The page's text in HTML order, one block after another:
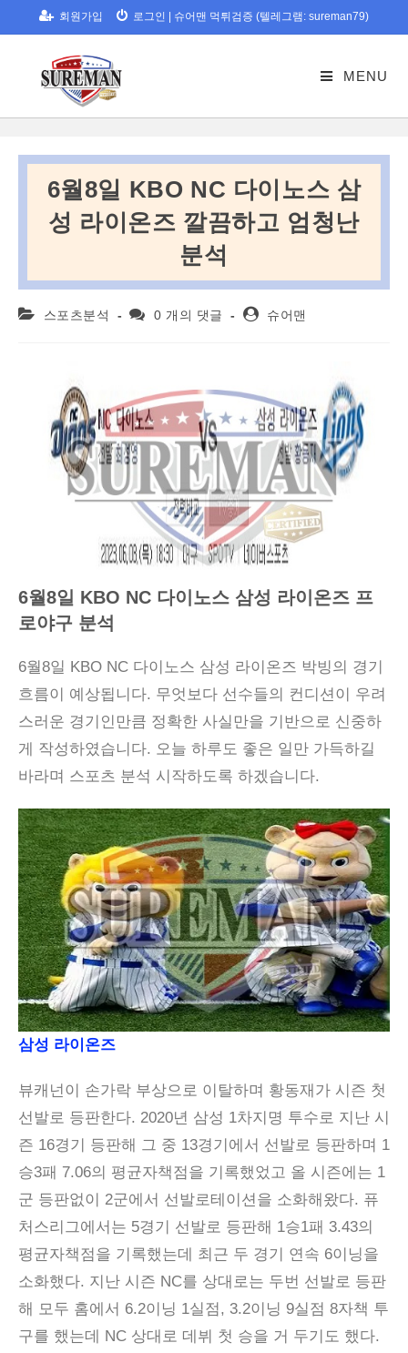
to
회원가입 로그인 슈어맨 먹튀검증 (텔레그램: sureman79)
MENU
6월8일 KBO NC 다이노스 삼
성 라이온즈 깔끔하고 엄청난
분석
Post 스포츠분석
Post0 개의 댓글
Post슈어맨
6월8일 KBO NC 다이노스 삼성 라이온즈 프
로야구 분석
6월8일 KBO NC 다이노스 삼성 라이온즈 박빙의 경기
흐름이 예상됩니다. 무엇보다 선수들의 컨디션이 우려
스러운 경기인만큼 정확한 사실만을 기반으로 신중하
게 작성하였습니다. 오늘 하루도 좋은 일만 가득하길
바라며 스포츠 분석 시작하도록 하겠습니다.
삼성 라이온즈
뷰캐넌이 손가락 부상으로 이탈하며 황동재가 시즌 첫
선발로 등판한다. 2020년 삼성 1차지명 투수로 지난 시
즌 16경기 등판해 그 중 13경기에서 선발로 등판하며 1
승3패 7.06의 평균자책점을 기록했었고 올 시즌에는 1
군 등판없이 2군에서 선발로테이션을 소화해왔다. 퓨
처스리그에서는 5경기 선발로 등판해 1승1패 3.43의
평균자책점을 기록했는데 최근 두 경기 연속 6이닝을
소화했다. 지난 시즌 NC를 상대로는 두번 선발로 등판
해 모두 홈에서 6.2이닝 1실점, 3.2이닝 9실점 8자책 투
구를 했는데 NC 상대로 데뷔 첫 승을 거 두기도 했다.